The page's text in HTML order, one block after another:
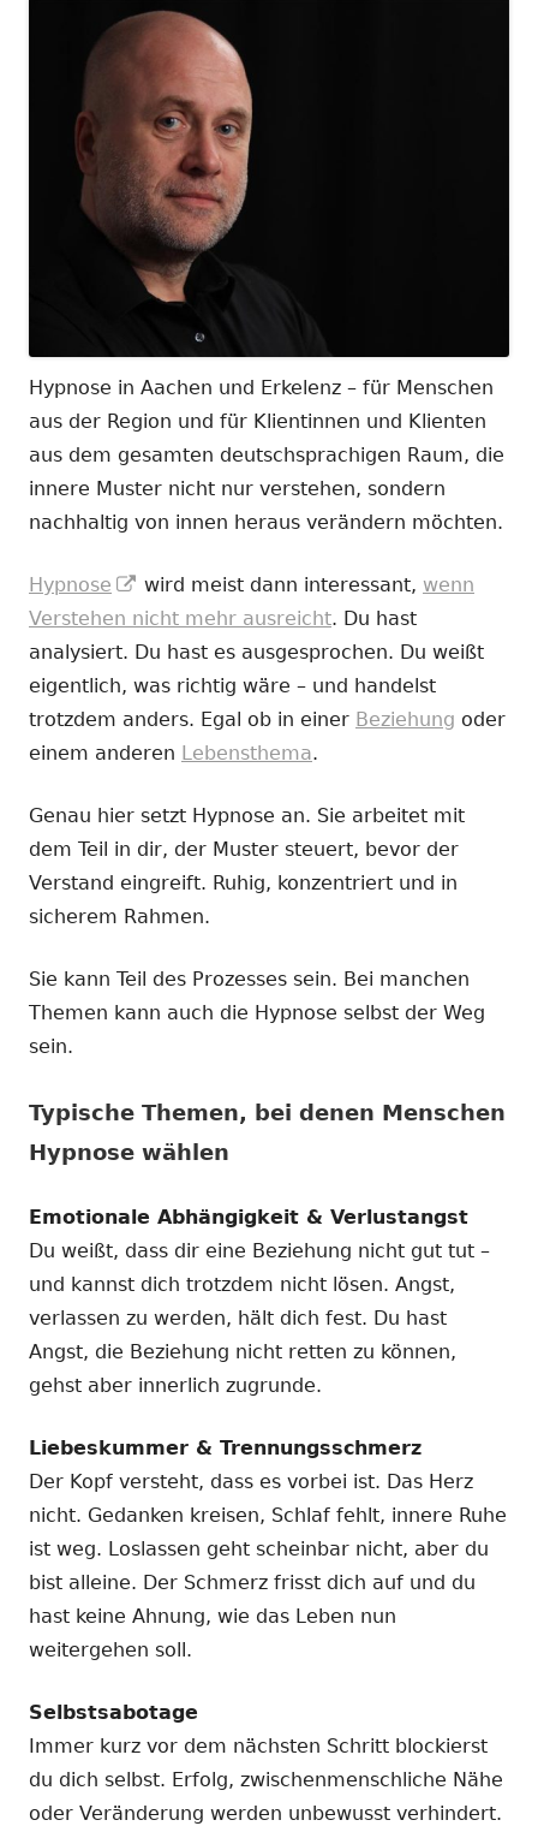
Hypnose in Aachen und Erkelenz – für Menschen
aus der Region und für Klientinnen und Klienten
aus dem gesamten deutschsprachigen Raum, die
innere Muster nicht nur verstehen, sondern
nachhaltig von innen heraus verändern möchten.
Hypnose
In
neuem
Fenster
öffnen
wird meist dann interessant, wenn
Verstehen nicht mehr ausreicht. Du hast
analysiert. Du hast es ausgesprochen. Du weißt
eigentlich, was richtig wäre – und handelst
trotzdem anders. Egal ob in einer Beziehung oder
einem anderen Lebensthema.
Genau hier setzt Hypnose an. Sie arbeitet mit
dem Teil in dir, der Muster steuert, bevor der
Verstand eingreift. Ruhig, konzentriert und in
sicherem Rahmen.
Sie kann Teil des Prozesses sein. Bei manchen
Themen kann auch die Hypnose selbst der Weg
sein.
Typische Themen, bei denen Menschen
Hypnose wählen
Emotionale Abhängigkeit & Verlustangst
Du weißt, dass dir eine Beziehung nicht gut tut –
und kannst dich trotzdem nicht lösen. Angst,
verlassen zu werden, hält dich fest. Du hast
Angst, die Beziehung nicht retten zu können,
gehst aber innerlich zugrunde.
Liebeskummer & Trennungsschmerz
Der Kopf versteht, dass es vorbei ist. Das Herz
nicht. Gedanken kreisen, Schlaf fehlt, innere Ruhe
ist weg. Loslassen geht scheinbar nicht, aber du
bist alleine. Der Schmerz frisst dich auf und du
hast keine Ahnung, wie das Leben nun
weitergehen soll.
Selbstsabotage
Immer kurz vor dem nächsten Schritt blockierst
du dich selbst. Erfolg, zwischenmenschliche Nähe
oder Veränderung werden unbewusst verhindert.